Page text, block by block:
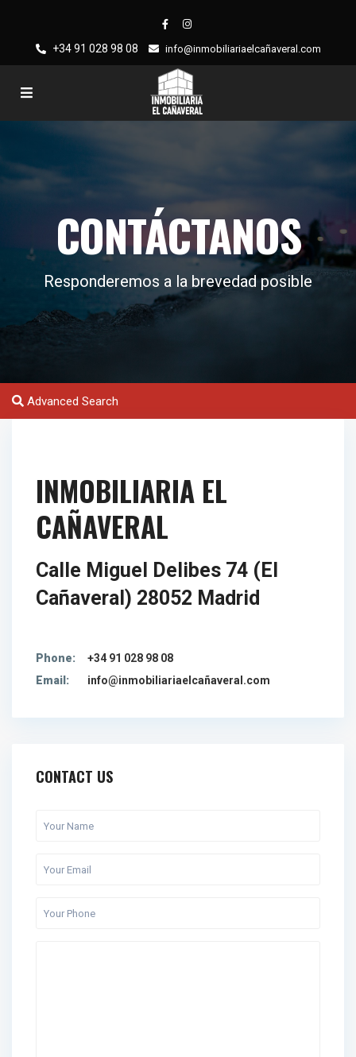
+34 91 028 98 08 info@inmobiliariaelcañaveral.com
CONTÁCTANOS
Responderemos a la brevedad posible
Advanced Search
INMOBILIARIA EL
CAÑAVERAL
Calle Miguel Delibes 74 (El
Cañaveral) 28052 Madrid
Phone:
+34 91 028 98 08
Email:
info@inmobiliariaelcañaveral.com
CONTACT US